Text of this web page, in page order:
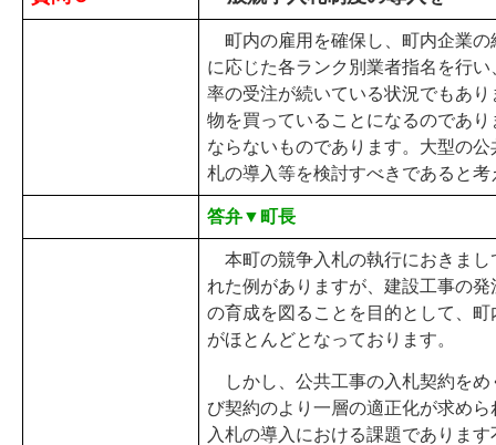
町内の雇用を確保し、町内企業の
に応じた各ランク別業者指名を行
率の受注が続いている状況でもあ
物を買っていることになるのであ
ならないものであります。大型の
札の導入等を検討すべきであると
答弁▼町長
本町の競争入札の執行におきまし
れた例がありますが、建設工事の
の育成を図ることを目的として、
がほとんどとなっております。
しかし、公共工事の入札契約をめ
び契約のより一層の適正化が求め
入札の導入における課題でありま